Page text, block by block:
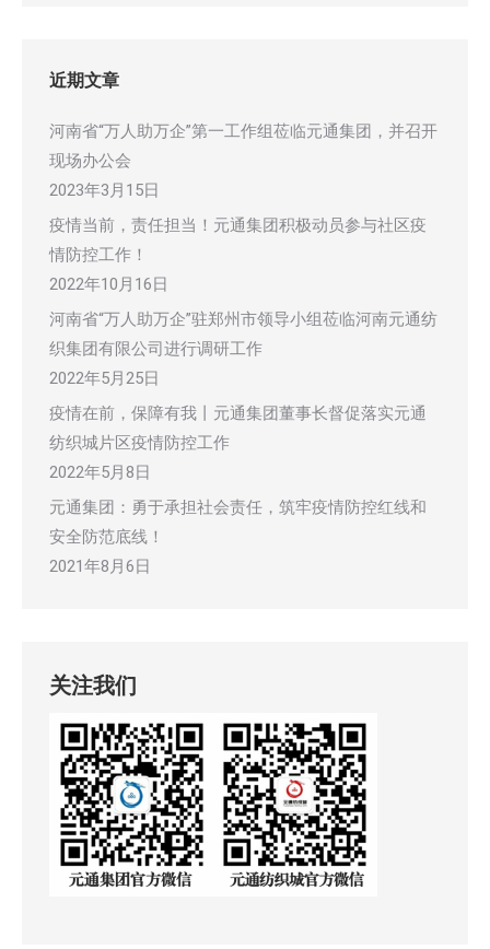
近期文章
河南省“万人助万企”第一工作组莅临元通集团，并召开
现场办公会
2023年3月15日
疫情当前，责任担当！元通集团积极动员参与社区疫
情防控工作！
2022年10月16日
河南省“万人助万企”驻郑州市领导小组莅临河南元通纺
织集团有限公司进行调研工作
2022年5月25日
疫情在前，保障有我丨元通集团董事长督促落实元通
纺织城片区疫情防控工作
2022年5月8日
元通集团：勇于承担社会责任，筑牢疫情防控红线和
安全防范底线！
2021年8月6日
关注我们